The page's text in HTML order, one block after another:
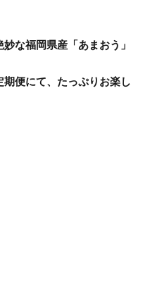
な福岡県産「あまおう」
便にて、たっぷりお楽し